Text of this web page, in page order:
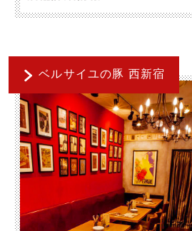
ベルサイユの豚 西新宿